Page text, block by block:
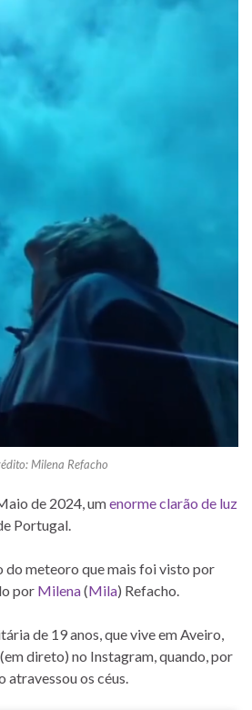
Milena Refacho
de 2024, umenorme clarão de luz
Portugal.
do meteoro que mais foi visto por
por Milena(Mila) Refacho.
de 19 anos, que vive em Aveiro,
(em direto) no Instagram, quando, por
os céus.